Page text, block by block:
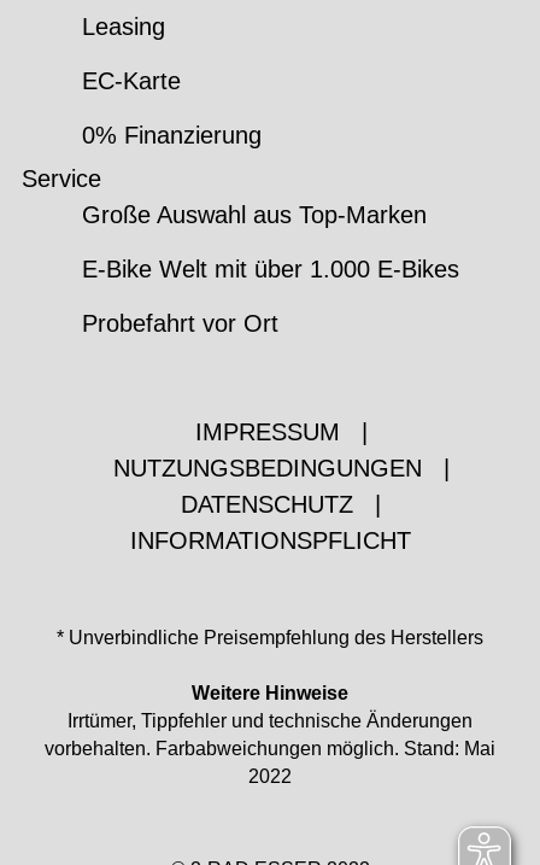
Leasing
EC-Karte
0% Finanzierung
Service
Große Auswahl aus Top-Marken
E-Bike Welt mit über 1.000 E-Bikes
Probefahrt vor Ort
IMPRESSUM
NUTZUNGSBEDINGUNGEN
DATENSCHUTZ
INFORMATIONSPFLICHT
* Unverbindliche Preisempfehlung des Herstellers
Weitere Hinweise
Irrtümer, Tippfehler und technische Änderungen
vorbehalten. Farbabweichungen möglich. Stand: Mai
2022